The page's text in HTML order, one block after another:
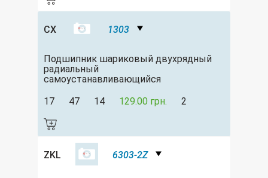
CX 1303
Подшипник шариковый двухрядный
радиальный
самоустанавливающийся
17
47 14 129.00 грн. 2
ZKL 6303-2Z